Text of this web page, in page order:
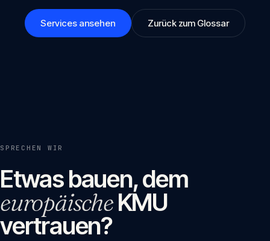
Services ansehen Zurück zum Glossar
SPRECHEN WIR
Etwas bauen, dem
europäischeKMU
vertrauen?